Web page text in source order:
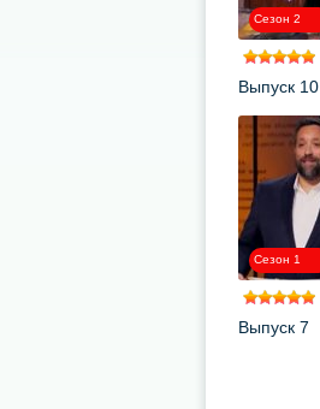
Сезон 2
Выпуск 10
Сезон 1
Выпуск 7